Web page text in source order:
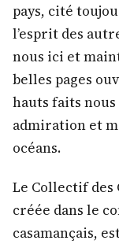
pays, cité
l’esprit des
nous ici et
belles pages
hauts faits
admiration et
océans.
Le Collectif des
créée dans le
casamançais,